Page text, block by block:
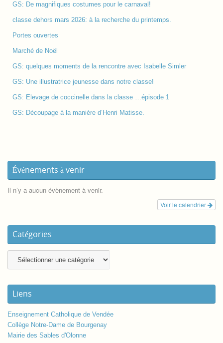
GS: De magnifiques costumes pour le carnaval!
classe dehors mars 2026: à la recherche du printemps.
Portes ouvertes
Marché de Noël
GS: quelques moments de la rencontre avec Isabelle Simler
GS: Une illustratrice jeunesse dans notre classe!
GS: Elevage de coccinelle dans la classe …épisode 1
GS: Découpage à la manière d’Henri Matisse.
Événements à venir
Il n’y a aucun évènement à venir.
Voir le calendrier
Catégories
Liens
Enseignement Catholique de Vendée
Collège Notre-Dame de Bourgenay
Mairie des Sables d'Olonne